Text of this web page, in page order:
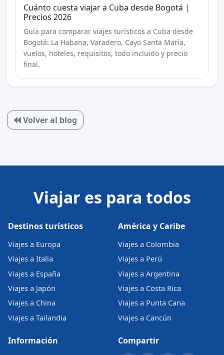
Cuánto cuesta viajar a Cuba desde Bogotá |
Precios 2026
Guía para comparar viajes turísticos a Cuba desde
Bogotá: La Habana, Varadero, Cayo Santa María,
vuelos, hoteles, requisitos, todo incluido y precio
final.
Volver al blog
Viajar es para todos
Destinos turísticos
Viajes a Europa
Viajes a Italia
Viajes a España
Viajes a Japón
Viajes a China
Viajes a Tailandia
América y Caribe
Viajes a Colombia
Viajes a Perú
Viajes a Argentina
Viajes a Costa Rica
Viajes a Punta Cana
Viajes a Cancún
Información Compartir